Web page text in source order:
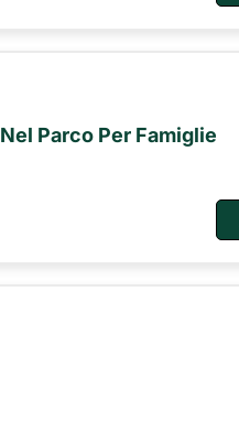
Parco Per Famiglie